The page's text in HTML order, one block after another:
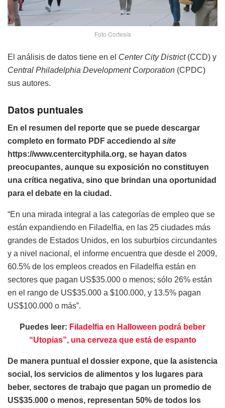
Foto Cortesía
El análisis de datos tiene en el Center City District(CCD) y
Central Philadelphia Development Corporation (CPDC)
sus autores.
Datos puntuales
En el resumen del reporte que se puede descargar
completo en formato PDF accediendo al site
https://www.centercityphila.org, se hayan datos
preocupantes, aunque su exposición no constituyen
una crítica negativa, sino que brindan una oportunidad
para el debate en la ciudad.
“En una mirada integral a las categorías de empleo que se
están expandiendo en Filadelfia, en las 25 ciudades más
grandes de Estados Unidos, en los suburbios circundantes
y a nivel nacional, el informe encuentra que desde el 2009,
60.5% de los empleos creados en Filadelfia están en
sectores que pagan US$35.000 o menos; sólo 26% están
en el rango de US$35.000 a $100.000, y 13.5% pagan
US$100.000 o más”.
Puedes leer: Filadelfia en Halloween podrá beber
“Utopias”, una cerveza que está de espanto
De manera puntual el dossier expone, que la asistencia
social, los servicios de alimentos y los lugares para
beber, sectores de trabajo que pagan un promedio de
US$35.000 o menos, representan 50% de todos los